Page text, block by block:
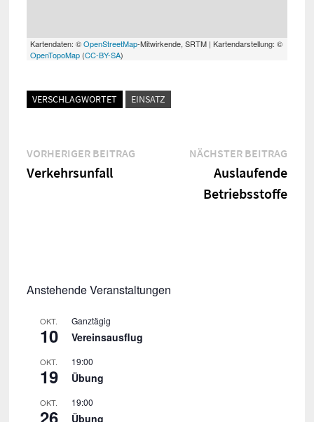
Kartendaten: ©OpenStreetMap-Mitwirkende, SRTM | Kartendarstellung: ©
OpenTopoMap(CC-BY-SA)
VERSCHLAGWORTET EINSATZ
Beitragsnavigation
VORHERIGER BEITRAGVorheriger
Verkehrsunfall
NÄCHSTER BEITRAG
Auslaufende
Betriebsstoffe
Anstehende Veranstaltungen
OKT.
10
Ganztägig
Vereinsausflug
OKT.
19
19:00
Übung
OKT.
26
19:00
Übung